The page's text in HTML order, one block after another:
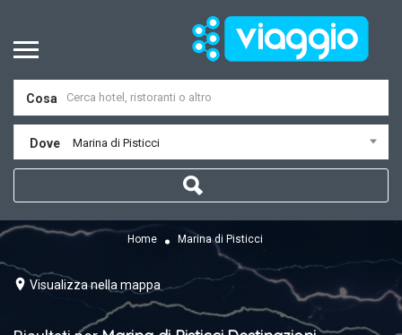
Cosa
Dove Marina di Pisticci
Home Marina di Pisticci
Visualizza nella mappa